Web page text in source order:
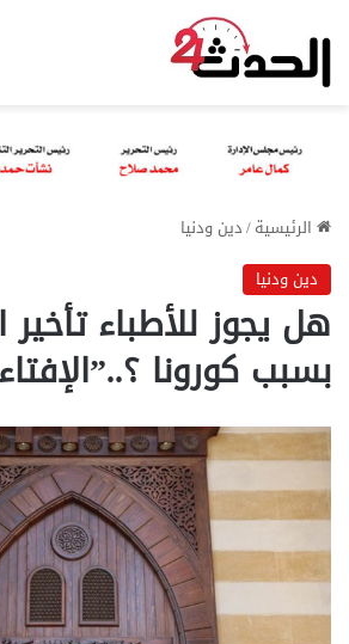
الرئيسية/دين ودنيا
دين ودنيا
هل يجوز للأطباء تأخير
بسبب كورونا